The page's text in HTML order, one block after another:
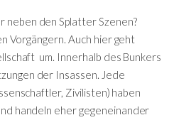
den Splatter Szenen?
Vorgängern. Auch hier geht
um. Innerhalb des Bunkers
der Insassen. Jede
Zivilisten) haben
handeln eher gegeneinander